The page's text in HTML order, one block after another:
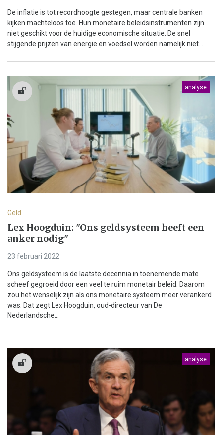
De inflatie is tot recordhoogte gestegen, maar centrale banken
kijken machteloos toe. Hun monetaire beleidsinstrumenten zijn
niet geschikt voor de huidige economische situatie. De snel
stijgende prijzen van energie en voedsel worden namelijk niet...
analyse
Geld
Lex Hoogduin: "Ons geldsysteem heeft een
anker nodig"
23 februari 2022
Ons geldsysteem is de laatste decennia in toenemende mate
scheef gegroeid door een veel te ruim monetair beleid. Daarom
zou het wenselijk zijn als ons monetaire systeem meer verankerd
was. Dat zegt Lex Hoogduin, oud-directeur van De
Nederlandsche...
analyse